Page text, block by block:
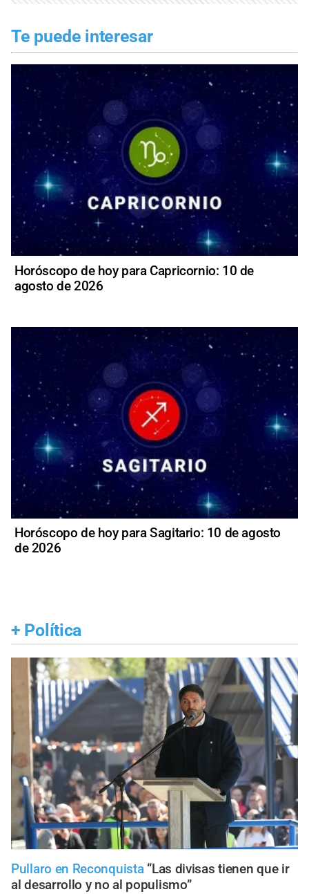
Te puede interesar
Horóscopo de hoy para Capricornio: 10 de
agosto de 2026
Horóscopo de hoy para Sagitario: 10 de agosto
de 2026
+ Política
Pullaro en Reconquista “Las divisas tienen que ir
al desarrollo y no al populismo”